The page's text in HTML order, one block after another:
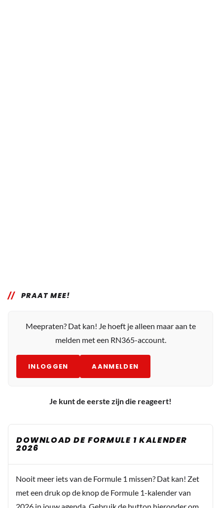
PRAAT MEE!
Meepraten? Dat kan! Je hoeft je alleen maar aan te
melden met een RN365-account.
INLOGGEN AANMELDEN
Je kunt de eerste zijn die reageert!
DOWNLOAD DE FORMULE 1 KALENDER
2026
Nooit meer iets van de Formule 1 missen? Dat kan! Zet
met een druk op de knop de Formule 1-kalender van
2026 in jouw agenda. Gebruik de button hieronder om